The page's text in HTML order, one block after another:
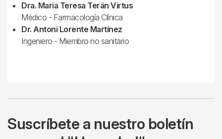
Dra. Maria Teresa Terán Virtus
Médico - Farmacología Clínica
Dr. Antoni Lorente Martínez
Ingeniero - Miembro no sanitario
Suscríbete a nuestro boletín